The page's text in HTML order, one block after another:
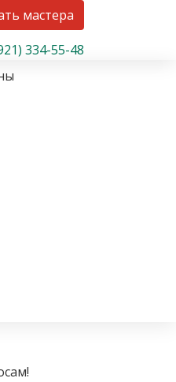
мастера
334-55-48